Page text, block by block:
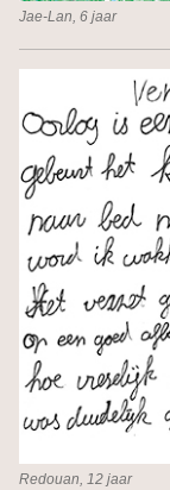
Jae-Lan, 6 jaar
Redouan, 12 jaar